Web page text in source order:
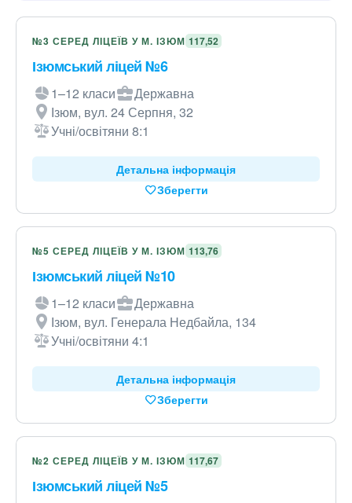
№3 СЕРЕД ЛІЦЕЇВ У М. ІЗЮМ 117,52
Ізюмський ліцей №6
1–12 класи
Державна
Ізюм, вул. 24 Серпня, 32
Учні/освітяни 8:1
Детальна інформація
Зберегти
№5 СЕРЕД ЛІЦЕЇВ У М. ІЗЮМ 113,76
Ізюмський ліцей №10
1–12 класи
Державна
Ізюм, вул. Генерала Недбайла, 134
Учні/освітяни 4:1
Детальна інформація
Зберегти
№2 СЕРЕД ЛІЦЕЇВ У М. ІЗЮМ 117,67
Ізюмський ліцей №5